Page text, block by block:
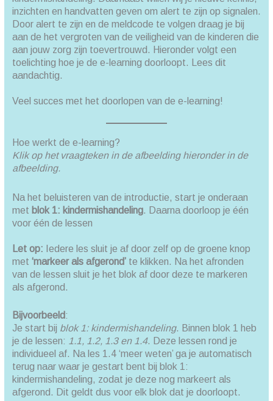
inzichten en handvatten geven om alert te zijn op signalen.
Door alert te zijn en de meldcode te volgen draag je bij
aan de het vergroten van de veiligheid van de kinderen die
aan jouw zorg zijn toevertrouwd. Hieronder volgt een
toelichting hoe je de e-learning doorloopt. Lees dit
aandachtig.
Veel succes met het doorlopen van de e-learning!
Hoe werkt de e-learning?
Klik op het vraagteken in de afbeelding hieronder in de
afbeelding.
Na het beluisteren van de introductie, start je onderaan
met blok 1: kindermishandeling. Daarna doorloop je één
voor één de lessen
Let op: Iedere les sluit je af door zelf op de groene knop
met ‘markeer als afgerond’te klikken. Na het afronden
van de lessen sluit je het blok af door deze te markeren
als afgerond.
Bijvoorbeeld:
Je start bij blok 1: kindermishandeling. Binnen blok 1 heb
je de lessen: 1.1, 1.2, 1.3 en 1.4. Deze lessen rond je
individueel af. Na les 1.4 ‘meer weten’ ga je automatisch
terug naar waar je gestart bent bij blok 1:
kindermishandeling, zodat je deze nog markeert als
afgerond. Dit geldt dus voor elk blok dat je doorloopt.